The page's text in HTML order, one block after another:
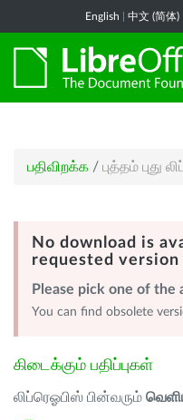
English 中文 (简体)
பதிவிறக்க / புத்தம் புது
No download is
requested version
Please pick one of the
You can find obsolete
கிடைக்கும் பதிப்புகள்
லிப்ரெஓபிஸ் பின்வரும்